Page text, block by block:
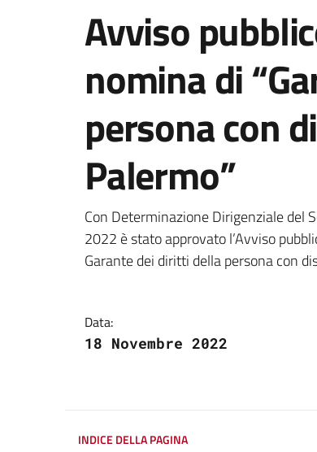
Avviso
nomina di
persona con
Palermo”
Dettagli della
Con Determinazione Dirigenziale del
2022 è stato approvato l’Avviso
Garante dei diritti della persona con
Data:
18 Novembre 2022
INDICE DELLA PAGINA